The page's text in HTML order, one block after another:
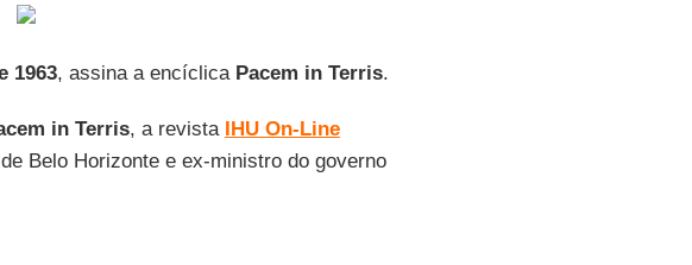
1963, assina a encíclica Pacem in Terris.
in Terris, a revista IHU On-Line
Belo Horizonte e ex-ministro do governo